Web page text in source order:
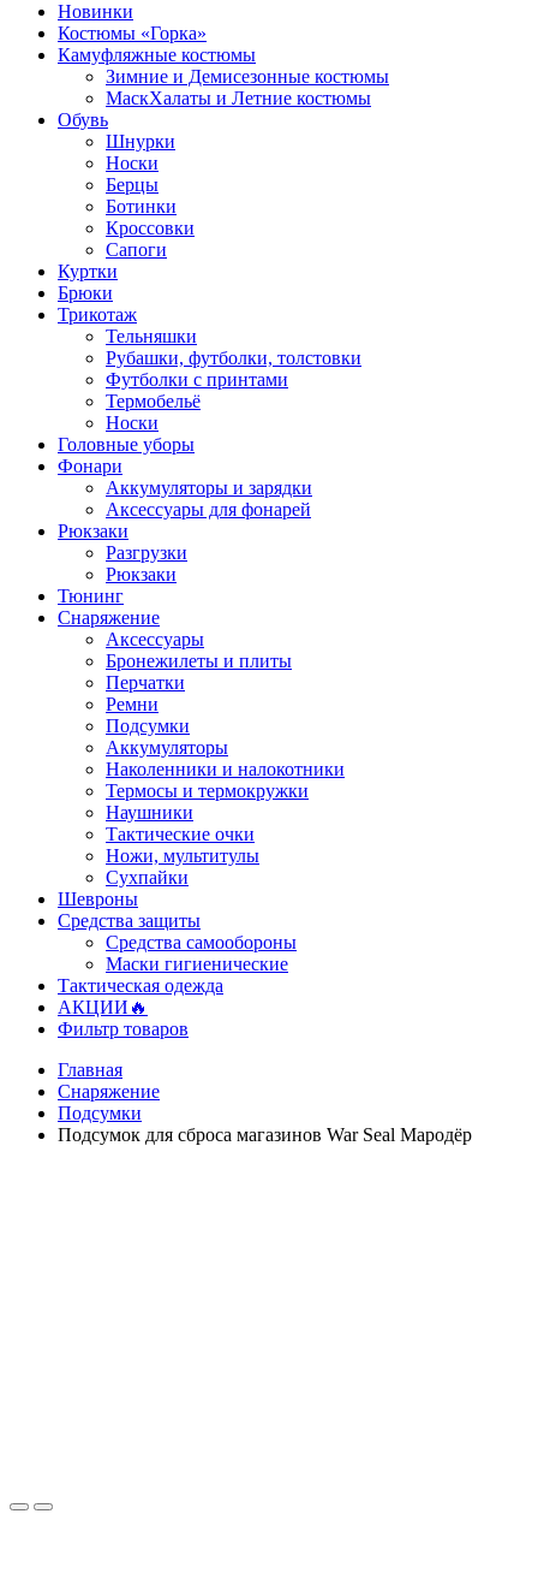
Новинки
Костюмы «Горка»
Камуфляжные костюмы
Зимние и Демисезонные костюмы
МаскХалаты и Летние костюмы
Обувь
Шнурки
Носки
Берцы
Ботинки
Кроссовки
Сапоги
Куртки
Брюки
Трикотаж
Тельняшки
Рубашки, футболки, толстовки
Футболки с принтами
Термобельё
Носки
Головные уборы
Фонари
Аккумуляторы и зарядки
Аксессуары для фонарей
Рюкзаки
Разгрузки
Рюкзаки
Тюнинг
Снаряжение
Аксессуары
Бронежилеты и плиты
Перчатки
Ремни
Подсумки
Аккумуляторы
Наколенники и налокотники
Термосы и термокружки
Наушники
Тактические очки
Ножи, мультитулы
Сухпайки
Шевроны
Средства защиты
Средства самообороны
Маски гигиенические
Тактическая одежда
АКЦИИ🔥
Фильтр товаров
Главная
Снаряжение
Подсумки
Подсумок для сброса магазинов War Seal Мародёр